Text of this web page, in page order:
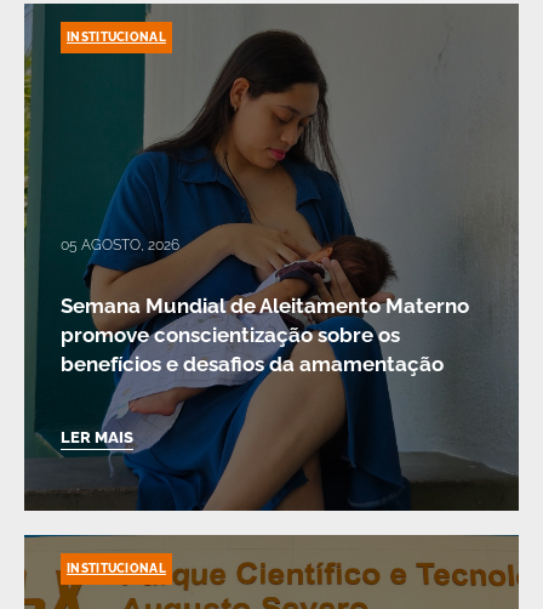
05 AGOSTO, 2026
Semana Mundial de Aleitamento Materno
promove conscientização sobre os
benefícios e desafios da amamentação
LER MAIS
INSTITUCIONAL
INSTITUCIONAL